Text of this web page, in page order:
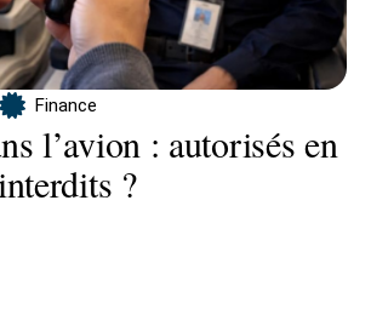
Finance
l’avion : autorisés en
?